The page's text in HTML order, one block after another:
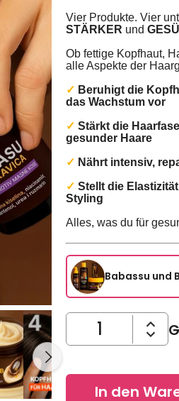
Vier Produkte. Vier
STÄRKER und
Ob fettige Kopfhaut,
alle Aspekte der
✓ ️Beruhigt die
das Wachstum vor
✓ ️Stärkt die
gesunder Haare
✓ ️Nährt intensiv,
✓ ️Stellt die
Styling
Alles, was du für
Babassu und
In den